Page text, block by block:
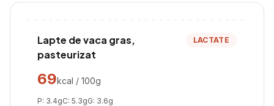
Lapte de vaca gras,
pasteurizat
LACTATE
69kcal / 100g
P: 3.4gC: 5.3gG: 3.6g